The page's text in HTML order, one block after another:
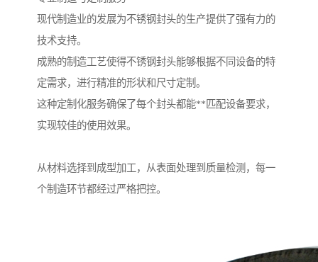
现代制造业的发展为不锈钢封头的生产提供了强有力的
技术支持。
成熟的制造工艺使得不锈钢封头能够根据不同设备的特
定需求，进行精准的形状和尺寸定制。
这种定制化服务确保了每个封头都能**匹配设备要求，
实现较佳的使用效果。
从材料选择到成型加工，从表面处理到质量检测，每一
个制造环节都经过严格把控。